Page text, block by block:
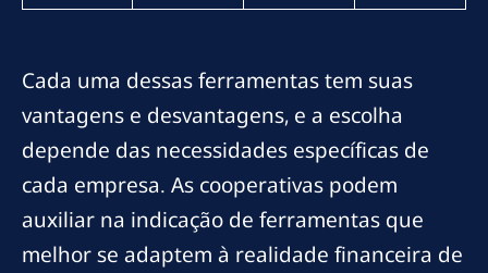
Cada uma dessas ferramentas tem suas
vantagens e desvantagens, e a escolha
depende das necessidades específicas de
cada empresa. As cooperativas podem
auxiliar na indicação de ferramentas que
melhor se adaptem à realidade financeira de